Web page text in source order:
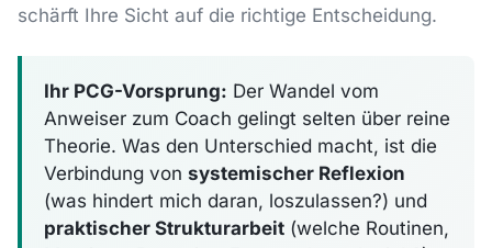
schärft Ihre Sicht auf die richtige Entscheidung.
Ihr PCG-Vorsprung: Der Wandel vom
Anweiser zum Coach gelingt selten über reine
Theorie. Was den Unterschied macht, ist die
Verbindung von systemischer Reflexion
(was hindert mich daran, loszulassen?) und
praktischer Strukturarbeit (welche Routinen,